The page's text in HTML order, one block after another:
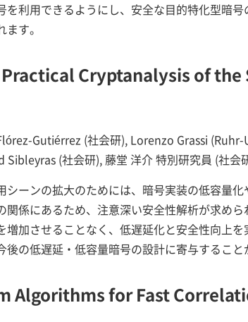
を利用できるようにし、安全な目的特化型暗
す。
Cryptanalysis of
Gutiérrez (社会研), Lorenzo Grassi
Sibleyras (社会研), 藤堂 洋介 特別研究員 (社会
シーンの拡大のためには、暗号実装の低容量
関係にあるため、注意深い安全性解析が求め
増加させることなく、低遅延化と安全性向上
後の低遅延・低容量暗号の設計に寄与すること
Algorithms for Fast